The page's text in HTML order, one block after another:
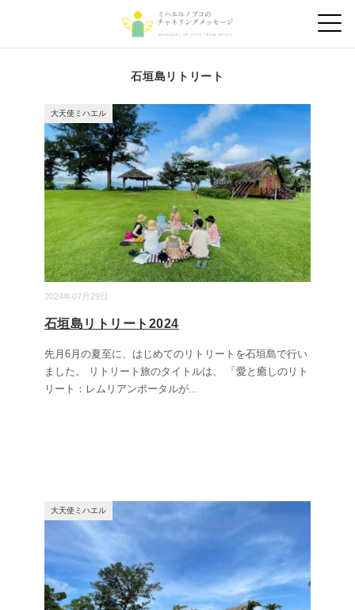
石垣島リトリート
2024年07月29日
大天使ミハエル
石垣島リトリート2024
先月6月の夏至に、はじめてのリトリートを石垣島で行い
ました。 リトリート旅のタイトルは、 「愛と癒しのリト
リート：レムリアンポータルが...
大天使ミハエル